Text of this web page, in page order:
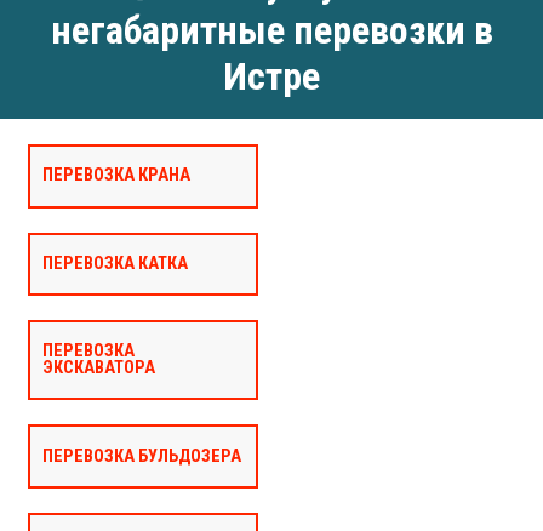
негабаритные перевозки в
Истре
ПЕРЕВОЗКА КРАНА
ПЕРЕВОЗКА КАТКА
ПЕРЕВОЗКА
ЭКСКАВАТОРА
ПЕРЕВОЗКА БУЛЬДОЗЕРА